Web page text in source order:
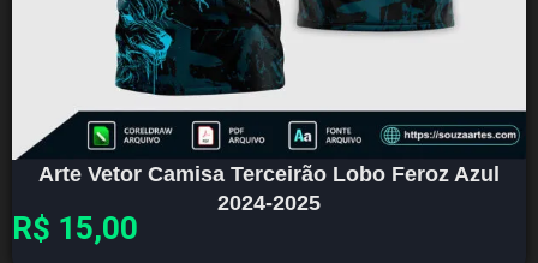
Arte Vetor Camisa Terceirão Lobo Feroz Azul
2024-2025
R$ 15,00